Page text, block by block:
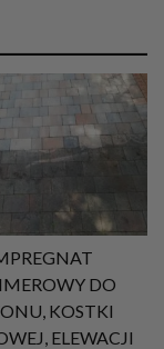
DO
KOSTKI
ELEWACJI